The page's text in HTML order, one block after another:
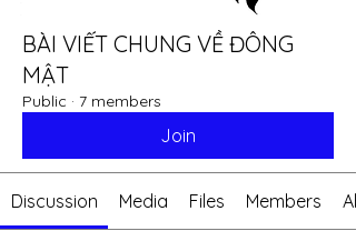
BÀI VIẾT CHUNG VỀ ĐÔNG
MẬT
Public · 7 members
Join
Discussion Media Files Members